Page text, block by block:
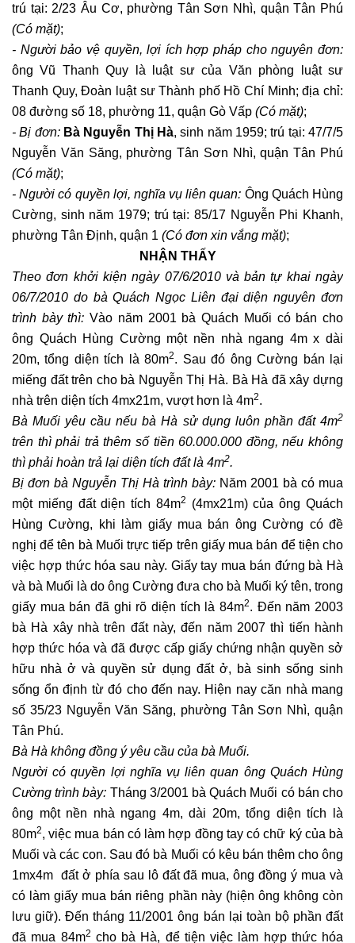
trú tại: 2/23 Âu Cơ, phường Tân Sơn Nhì, quận Tân Phú
(Có mặt);
- Người bảo vệ quyền, lợi ích hợp pháp cho nguyên đơn:
ông Vũ Thanh Quy là luật sư của Văn phòng luật sư
Thanh Quy, Đoàn luật sư Thành phố Hồ Chí Minh; địa chỉ:
08 đường số 18, phường 11, quận Gò Vấp (Có mặt);
- Bị đơn: Bà Nguyễn Thị Hà, sinh năm 1959; trú tại: 47/7/5
Nguyễn Văn Săng, phường Tân Sơn Nhì, quận Tân Phú
(Có mặt);
- Người có quyền lợi, nghĩa vụ liên quan: Ông Quách Hùng
Cường, sinh năm 1979; trú tại: 85/17 Nguyễn Phi Khanh,
phường Tân Định, quận 1 (Có đơn xin vắng mặt);
NHẬN THẤY
Theo đơn khởi kiện ngày 07/6/2010 và bản tự khai ngày
06/7/2010 do bà Quách Ngọc Liên đại diện nguyên đơn
trình bày thì:Vào năm 2001 bà Quách Muối có bán cho
ông Quách Hùng Cường một nền nhà ngang 4m x dài
20m, tổng diện tích là 80m2. Sau đó ông Cường bán lại
miếng đất trên cho bà Nguyễn Thị Hà. Bà Hà đã xây dựng
nhà trên diện tích 4mx21m, vượt hơn là 4m2.
Bà Muối yêu cầu nếu bà Hà sử dụng luôn phần đất 4m2
trên thì phải trả thêm số tiền 60.000.000 đồng, nếu không
thì phải hoàn trả lại diện tích đất là 4m2.
Bị đơn bà Nguyễn Thị Hà trình bày: Năm 2001 bà có mua
một miếng đất diện tích 84m2
(4mx21m) của ông Quách
Hùng Cường, khi làm giấy mua bán ông Cường có đề
nghị để tên bà Muối trực tiếp trên giấy mua bán để tiện cho
việc hợp thức hóa sau này. Giấy tay mua bán đứng bà Hà
và bà Muối là do ông Cường đưa cho bà Muối ký tên, trong
giấy mua bán đã ghi rõ diện tích là 84m2. Đến năm 2003
bà Hà xây nhà trên đất này, đến năm 2007 thì tiến hành
hợp thức hóa và đã được cấp giấy chứng nhận quyền sở
hữu nhà ở và quyền sử dụng đất ở, bà sinh sống sinh
sống ổn định từ đó cho đến nay. Hiện nay căn nhà mang
số 35/23 Nguyễn Văn Săng, phường Tân Sơn Nhì, quận
Tân Phú.
Bà Hà không đồng ý yêu cầu của bà Muối.
Người có quyền lợi nghĩa vụ liên quan ông Quách Hùng
Cường trình bày: Tháng 3/2001 bà Quách Muối có bán cho
ông một nền nhà ngang 4m, dài 20m, tổng diện tích là
80m2, việc mua bán có làm hợp đồng tay có chữ ký của bà
Muối và các con. Sau đó bà Muối có kêu bán thêm cho ông
1mx4m đất ở phía sau lô đất đã mua, ông đồng ý mua và
có làm giấy mua bán riêng phần này (hiện ông không còn
lưu giữ). Đến tháng 11/2001 ông bán lại toàn bộ phần đất
đã mua 84m2 cho bà Hà, để tiện việc làm hợp thức hóa